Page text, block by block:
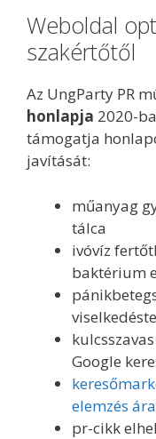
Weboldal
szakértőtől
Az UngParty PR
honlapja 2020-
támogatja
javítását:
műanyag
tálca
ivóvíz
baktérium
Google
elemzés ára
pr-cikk